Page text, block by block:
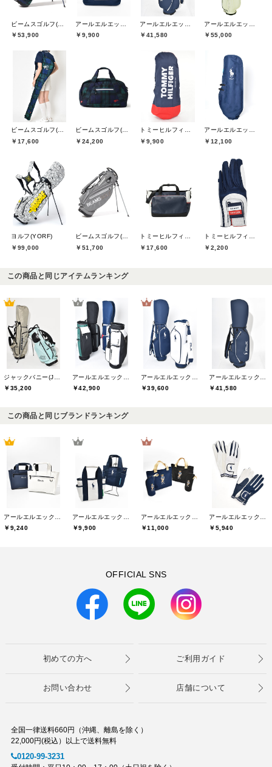
￥53,900
￥9,900
￥41,580
￥55,000
ビームスゴルフ(BEAMS GOLF)
￥17,600
ビームスゴルフ(BEAMS GOLF)
￥24,200
トミーヒルフィガーゴルフ(TOMMY HILFIGER GOLF)
￥9,900
アールエルエックスゴルフ(RLX GOLF)
￥12,100
ヨルフ(YORF)
￥99,000
ビームスゴルフ(BEAMS GOLF)
￥51,700
トミーヒルフィガーゴルフ(TOMMY HILFIGER GOLF)
￥17,600
トミーヒルフィガーゴルフ(TOMMY HILFIGER GOLF)
￥2,200
この商品と同じアイテムランキング
ジャックバニー(Jack Bunny)
￥35,200
アールエルエックスゴルフ(RLX GOLF)
￥42,900
アールエルエックスゴルフ(RLX GOLF)
￥39,600
アールエルエックスゴルフ(RLX GOLF)
￥41,580
この商品と同じブランドランキング
￥9,240
￥9,900
￥11,000
￥5,940
OFFICIAL SNS
初めての方へ ご利用ガイド
お問い合わせ 店舗について
全国一律送料660円（沖縄、離島を除く）
22,000円(税込）以上で送料無料
0120-99-3231